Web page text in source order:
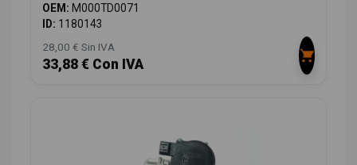
OEM: M000TD0071
ID: 1180143
28,00 € Sin IVA
33,88 € Con IVA